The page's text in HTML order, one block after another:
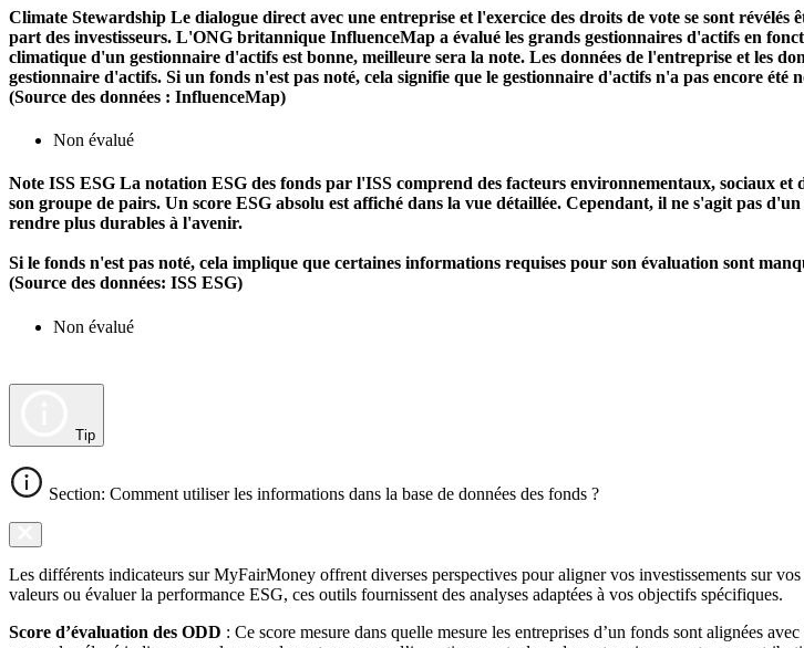
Climate Stewardship Le dialogue direct avec une entreprise et l'exercice des droits de vote se sont
part des investisseurs. L'ONG britannique InfluenceMap a évalué les grands gestionnaires d'actifs en
climatique d'un gestionnaire d'actifs est bonne, meilleure sera la note. Les données de l'entreprise et les
gestionnaire d'actifs. Si un fonds n'est pas noté, cela signifie que le gestionnaire d'actifs n'a pas encore
(Source des données : InfluenceMap)
Non évalué
Note ISS ESG La notation ESG des fonds par l'ISS comprend des facteurs environnementaux, sociaux
son groupe de pairs. Un score ESG absolu est affiché dans la vue détaillée. Cependant, il ne s'agit pas
rendre plus durables à l'avenir.
Si le fonds n'est pas noté, cela implique que certaines informations requises pour son évaluation sont
(Source des données: ISS ESG)
Non évalué
Tip
Section: Comment utiliser les informations dans la base de données des fonds ?
Les différents indicateurs sur MyFairMoney offrent diverses perspectives pour aligner vos investissements sur
valeurs ou évaluer la performance ESG, ces outils fournissent des analyses adaptées à vos objectifs spécifiques.
Score d’évaluation des ODD : Ce score mesure dans quelle mesure les entreprises d’un fonds sont alignées